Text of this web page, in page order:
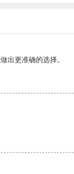
出更准确的选择。